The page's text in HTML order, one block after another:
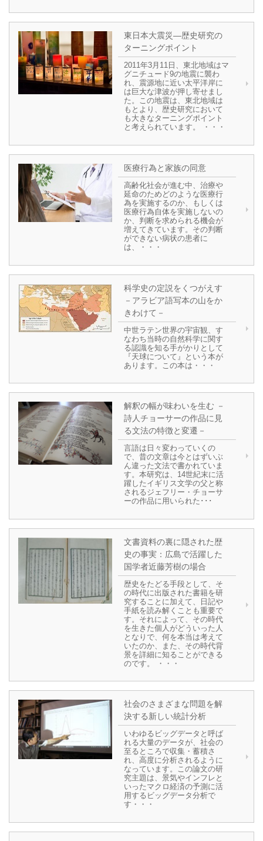
東日本大震災―歴史研究の
ターニングポイント
2011年3月11日、東北地域はマ
グニチュード9の地震に襲わ
れ、震源地に近い太平洋岸に
は巨大な津波が押し寄せまし
た。この地震は、東北地域は
もとより、歴史研究において
も大きなターニングポイント
と考えられています。 ・・・
医療行為と家族の同意
高齢化社会が進む中、治療や
延命のためどのような医療行
為を実施するのか、もしくは
医療行為自体を実施しないの
か、判断を求められる機会が
増えてきています。その判断
ができない病状の患者に
は、・・・
科学史の定説をくつがえす
－アラビア語写本の山をか
きわけて－
中世ラテン世界の宇宙観、す
なわち当時の自然科学に関す
る認識を知る手がかりとして
『天球について』という本が
あります。この本は・・・
解釈の幅が味わいを生む －
詩人チョーサーの作品に見
る文法の特徴と変遷－
言語は日々変わっていくの
で、昔の文章は今とはずいぶ
ん違った文法で書かれていま
す。本研究は、14世紀末に活
躍したイギリス文学の父と称
されるジェフリー・チョーサ
ーの作品に用いられた･･･
文書資料の裏に隠された歴
史の事実：広島で活躍した
国学者近藤芳樹の場合
歴史をたどる手段として、そ
の時代に出版された書籍を研
究することに加えて、日記や
手紙を読み解くことも重要で
す。それによって、その時代
を生きた個人がどういった人
となりで、何を本当は考えて
いたのか、また、その時代背
景を詳細に知ることができる
のです。 ・・・
社会のさまざまな問題を解
決する新しい統計分析
いわゆるビッグデータと呼ば
れる大量のデータが、社会の
至るところで収集・蓄積さ
れ、高度に分析されるように
なっています。この論文の研
究主題は、景気やインフレと
いったマクロ経済の予測に活
用するビッグデータ分析で
す・・・